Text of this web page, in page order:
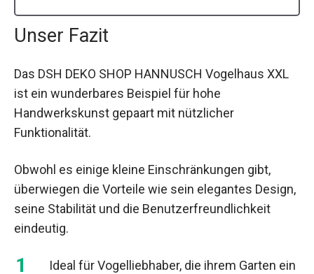
Unser Fazit
Das DSH DEKO SHOP HANNUSCH Vogelhaus XXL
ist ein wunderbares Beispiel für hohe
Handwerkskunst gepaart mit nützlicher
Funktionalität.
Obwohl es einige kleine Einschränkungen gibt,
überwiegen die Vorteile wie sein elegantes Design,
seine Stabilität und die Benutzerfreundlichkeit
eindeutig.
Ideal für Vogelliebhaber, die ihrem Garten ein